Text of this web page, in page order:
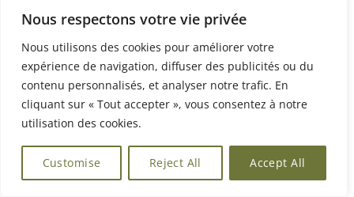
Nous respectons votre vie privée
Nous utilisons des cookies pour améliorer votre
expérience de navigation, diffuser des publicités ou du
contenu personnalisés, et analyser notre trafic. En
cliquant sur « Tout accepter », vous consentez à notre
utilisation des cookies.
Customise Reject All Accept All
chez un artisan local ou issue d’une édition limitée de
marques comme Alessi, Bloomingville, ou d’une
boutique spécialisée proposant des tasses uniques à
offrir en cadeau. Lesmugspeints à la main ou ornés de
motifs traditionnels trouvent leur place aux côtés des
modèles modernes aux lignes épurées.
Pourquoi ne pas chercher des tasses en grès ou en
céramique émaillée aux détails fleuris ou colorés (bleu,
rose, rouge), fabriquées par des céramistes locaux, ou